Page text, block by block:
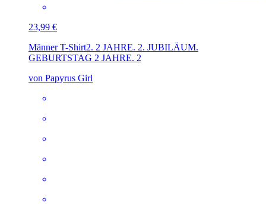
23,99 €
Männer T-Shirt2. 2 JAHRE. 2. JUBILÄUM.
GEBURTSTAG 2 JAHRE. 2
von Papyrus Girl